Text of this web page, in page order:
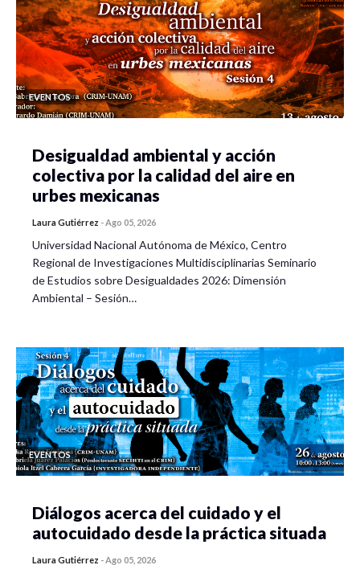
EVENTOS
Desigualdad ambiental y acción
colectiva por la calidad del aire en
urbes mexicanas
Laura Gutiérrez -Ago 05, 2026
Universidad Nacional Autónoma de México, Centro
Regional de Investigaciones Multidisciplinarias Seminario
de Estudios sobre Desigualdades 2026: Dimensión
Ambiental – Sesión…
EVENTOS
Diálogos acerca del cuidado y el
autocuidado desde la práctica situada
Laura Gutiérrez -Ago 05, 2026